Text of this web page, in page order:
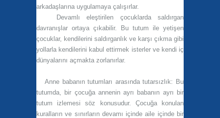
arkadaşlarına uygulamaya çalışırlar.
Devamlı eleştirilen çocuklarda saldırgan
davranışlar ortaya çıkabilir. Bu tutum ile yetişen
çocuklar, kendilerini saldırganlık ve karşı çıkma gibi
yollarla kendilerini kabul ettirmek isterler ve kendi iç
dünyalarını açmakta zorlanırlar.
Anne babanın tutumları arasında tutarsızlık: Bu
tutumda, bir çocuğa annenin ayrı babanın ayrı bir
tutum izlemesi söz konusudur. Çocuğa konulan
kuralların ve sınırların devamı içinde aile içinde bir